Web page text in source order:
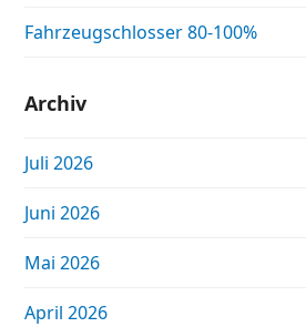
Fahrzeugschlosser 80-100%
Archiv
Juli 2026
Juni 2026
Mai 2026
April 2026